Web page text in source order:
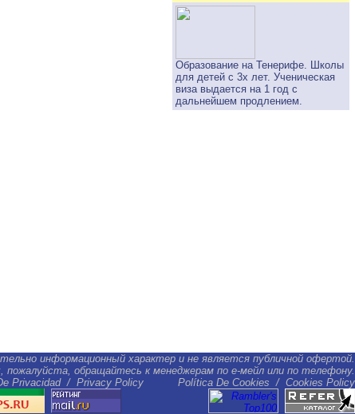
Образование на Тенерифе. Школы
для детей с 3х лет. Ученическая
виза выдается на 1 год с
дальнейшем продлением.
информационный характер и не является публичной офертой.
пожалуйста, обращайтесь к менеджерам по е-мейл или по телефону.
Privacidad/ Privacy Policy Política De Cookies / Cookies Policy